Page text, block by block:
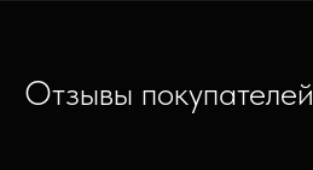
Отзывы покупателей